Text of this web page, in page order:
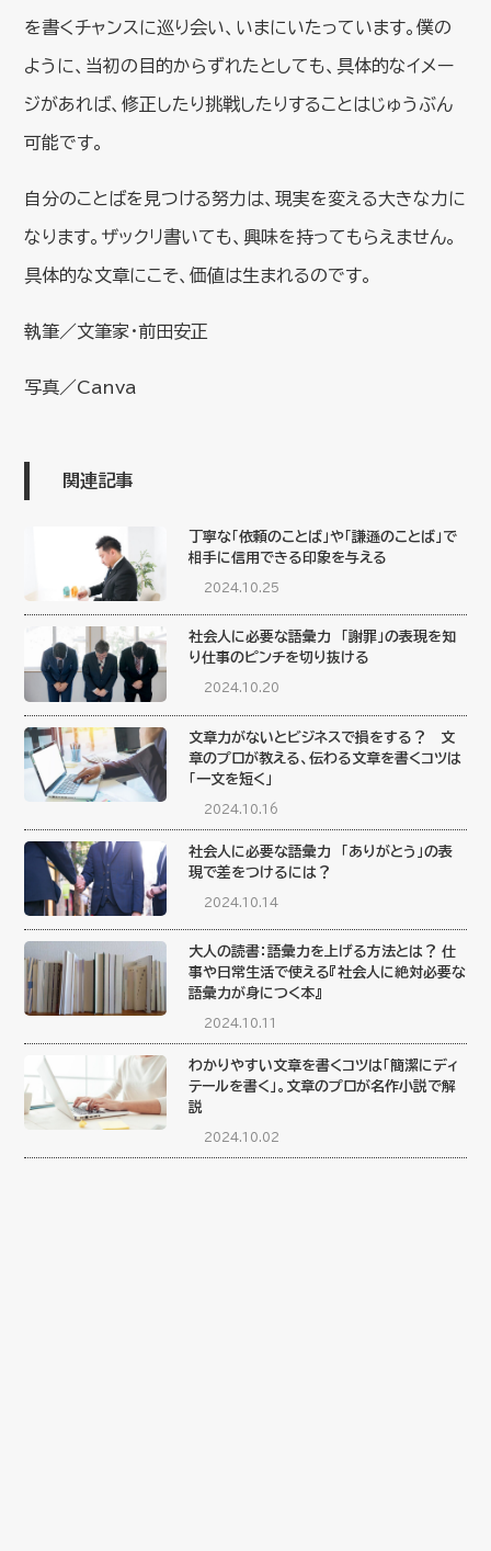
を書くチャンスに巡り会い、いまにいたっています。僕の
ように、当初の目的からずれたとしても、具体的なイメー
ジがあれば、修正したり挑戦したりすることはじゅうぶん
可能です。
自分のことばを見つける努力は、現実を変える大きな力に
なります。ザックリ書いても、興味を持ってもらえません。
具体的な文章にこそ、価値は生まれるのです。
執筆／文筆家・前田安正
写真／Canva
関連記事
丁寧な「依頼のことば」や「謙遜のことば」で
相手に信用できる印象を与える
2024.10.25
社会人に必要な語彙力 「謝罪」の表現を知
り仕事のピンチを切り抜ける
2024.10.20
文章力がないとビジネスで損をする？ 文
章のプロが教える、伝わる文章を書くコツは
「一文を短く」
2024.10.16
社会人に必要な語彙力 「ありがとう」の表
現で差をつけるには？
2024.10.14
大人の読書：語彙力を上げる方法とは？ 仕
事や日常生活で使える『社会人に絶対必要な
語彙力が身につく本』
2024.10.11
わかりやすい文章を書くコツは「簡潔にディ
テールを書く」。文章のプロが名作小説で解
説
2024.10.02